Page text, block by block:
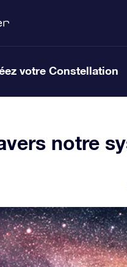
votre Constellation
notre